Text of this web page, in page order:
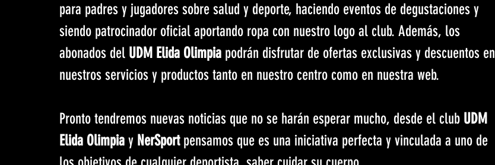
para padres y jugadores sobre salud y deporte, haciendo eventos de degustaciones y
siendo patrocinador oficial aportando ropa con nuestro logo al club. Además, los
abonados del UDM Elida Olimpia podrán disfrutar de ofertas exclusivas y descuentos en
nuestros servicios y productos tanto en nuestro centro como en nuestra web.
Pronto tendremos nuevas noticias que no se harán esperar mucho, desde el club UDM
Elida Olimpia y NerSport pensamos que es una iniciativa perfecta y vinculada a uno de